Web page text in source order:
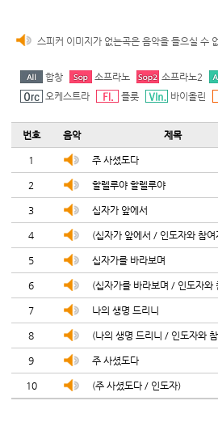
스피커 이미지가 없는곡은 음악을 들으실 수
합창 소프라노 소프라노2
오케스트라
플룻 바이올린
번호 음악 제목
1 주 사셨도다
2 할렐루야 할렐루야
3 십자가 앞에서
4 (십자가 앞에서 / 인도자와 참여
5 십자가를 바라보며
6 (십자가를 바라보며 / 인도자와
7 나의 생명 드리니
8 (나의 생명 드리니 / 인도자와
9 주 사셨도다
10 (주 사셨도다 / 인도자)